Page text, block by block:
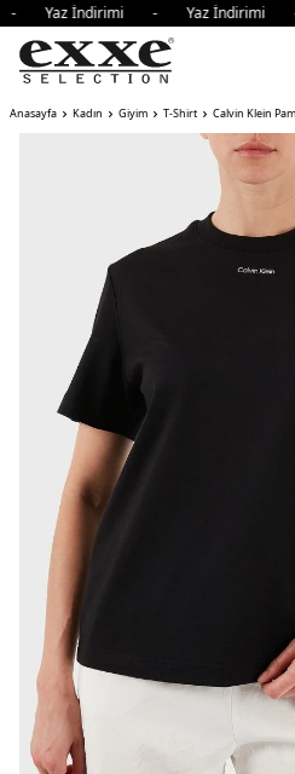
Yaz İndirimi - Yaz
Anasayfa Kadın Giyim T-Shirt